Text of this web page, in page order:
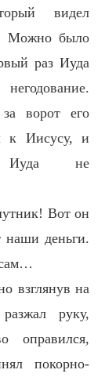
видел
Можно было
раз Иуда
ворот его
к Иисусу, и
Иуда не
Вот он
деньги.
взглянув на
руку,
оправился,
покорно-